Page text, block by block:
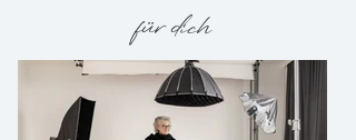
für dich